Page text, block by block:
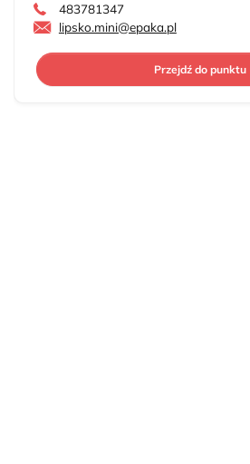
483781347
lipsko.mini@epaka.pl
Przejdź do punktu